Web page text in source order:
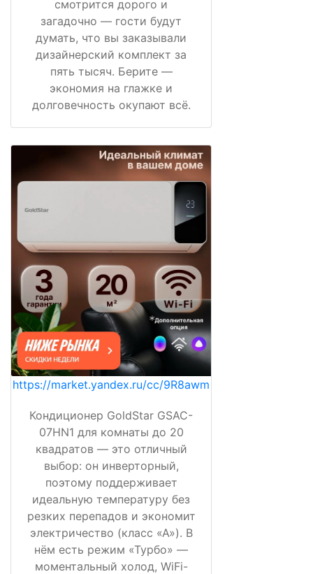
смотрится дорого и
загадочно — гости будут
думать, что вы заказывали
дизайнерский комплект за
пять тысяч. Берите —
экономия на глажке и
долговечность окупают всё.
https://market.yandex.ru/cc/9R8awm
Кондиционер GoldStar GSAC-
07HN1 для комнаты до 20
квадратов — это отличный
выбор: он инверторный,
поэтому поддерживает
идеальную температуру без
резких перепадов и экономит
электричество (класс «А»). В
нём есть режим «Турбо» —
моментальный холод, WiFi-